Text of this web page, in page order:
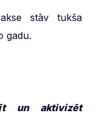
stāv tukša
gadu.
un aktivizēt